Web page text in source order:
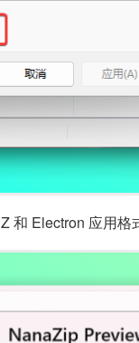
Electron 应用格